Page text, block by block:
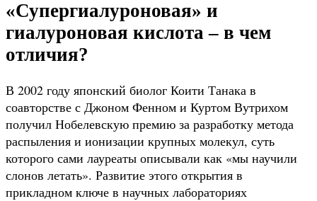
«Супергиалуроновая» и
гиалуроновая кислота – в чем
отличия?
В 2002 году японский биолог Коити Танака в
соавторстве с Джоном Фенном и Куртом Вутрихом
получил Нобелевскую премию за разработку метода
распыления и ионизации крупных молекул, суть
которого сами лауреаты описывали как «мы научили
слонов летать». Развитие этого открытия в
прикладном ключе в научных лабораториях